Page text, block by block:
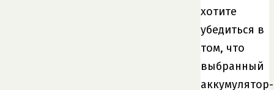
хотите
убедиться в
том, что
выбранный
аккумулятор-